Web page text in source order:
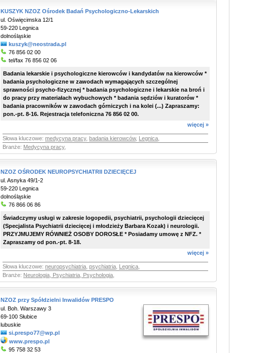
KUSZYK NZOZ Ośrodek Badań Psychologiczno-Lekarskich
ul. Oświęcimska 12/1
59-220 Legnica
dolnośląskie
kuszyk@neostrada.pl
76 856 02 00
tel/fax 76 856 02 06
Badania lekarskie i psychologiczne kierowców i kandydatów na kierowców *
badania psychologiczne w zawodach wymagających szczególnej
sprawności psycho-fizycznej * badania psychologiczne i lekarskie na broń i
do pracy przy materiałach wybuchowych * badania sędziów i kuratorów *
badania pracowników w zawodach górniczych i na kolei (...) Zapraszamy:
pon.-pt. 8-16. Rejestracja telefoniczna 76 856 02 00.
więcej »
Słowa kluczowe: medycyna pracy, badania kierowców, Legnica
Branże: Medycyna pracy,
NZOZ OŚRODEK NEUROPSYCHIATRII DZIECIĘCEJ
ul. Asnyka 49/1-2
59-220 Legnica
dolnośląskie
76 866 06 86
Świadczymy usługi w zakresie logopedii, psychiatrii, psychologii dziecięcej
(Specjalista Psychiatrii dziecięcej i młodzieży Barbara Kozak) i neurologii.
PRZYJMUJEMY RÓWNIEŻ OSOBY DOROSŁE * Posiadamy umowę z NFZ. *
Zapraszamy od pon.-pt. 8-18.
więcej »
Słowa kluczowe: neuropsychiatria psychiatria Legnica
Branże: Neurologia, Psychiatria, Psychologia
NZOZ przy Spółdzielni Inwalidów PRESPO
ul. Boh. Warszawy 3
69-100 Słubice
lubuskie
si.prespo77@wp.pl
www.prespo.pl
95 758 32 53